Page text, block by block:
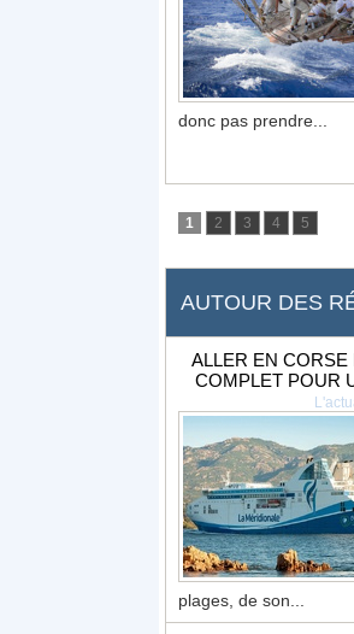
donc pas prendre...
1 2 3 4 5
AUTOUR DES
ALLER EN
COMPLET POUR
plages, de son...